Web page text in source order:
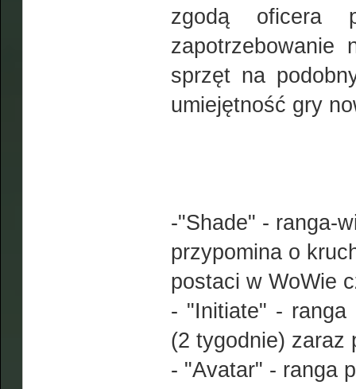
zgodą oficera
zapotrzebowanie
sprzęt na
umiejętność gry
-"Shade" - ranga-
przypomina o
postaci w WoWie
- "Initiate" - ranga
(2 tygodnie) zaraz
- "Avatar" - ranga